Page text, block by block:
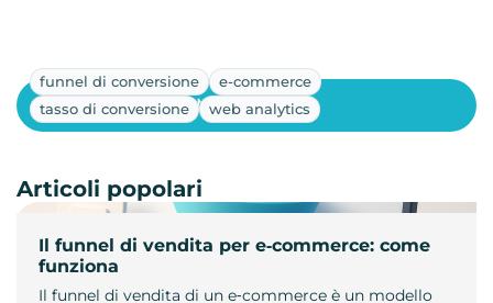
funnel di conversione
e-commerce
tasso di conversione
web analytics
Il funnel di vendita per e‑commerce: come
funziona
Il funnel di vendita di un e‑commerce è un modello
Mostra altri
Articoli popolari